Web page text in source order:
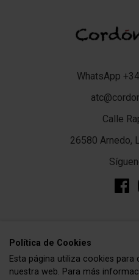
WhatsApp
Calle
26580 Arnedo,
Polí­tica de Cookies
Esta página utiliza cookies para
nuestra web. Para más